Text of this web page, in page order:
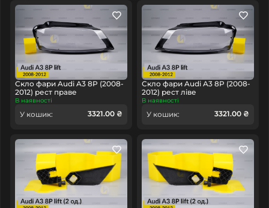
Скло фари Audi A3 8P (2008-
2012) рест праве
В наявності
У кошик: 3321.00 ₴
Скло фари Audi A3 8P (2008-
2012) рест ліве
В наявності
У кошик: 3321.00 ₴